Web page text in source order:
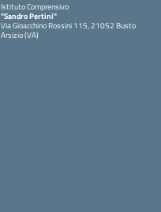
Istituto Comprensivo
"Sandro Pertini"
Via Gioacchino Rossini 115, 21052 Busto
Arsizio (VA)